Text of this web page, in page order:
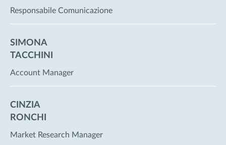
Responsabile Comunicazione
SIMONA
TACCHINI
Account Manager
CINZIA
RONCHI
Market Research Manager